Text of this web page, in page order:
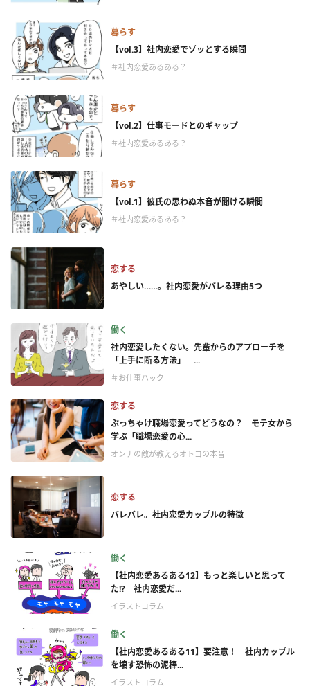
暮らす
【vol.3】社内恋愛でゾッとする瞬間
＃社内恋愛あるある？
暮らす
【vol.2】仕事モードとのギャップ
＃社内恋愛あるある？
暮らす
【vol.1】彼氏の思わぬ本音が聞ける瞬間
＃社内恋愛あるある？
恋する
あやしい……。社内恋愛がバレる理由5つ
働く
社内恋愛したくない。先輩からのアプローチを
「上手に断る方法」 ...
＃お仕事ハック
恋する
ぶっちゃけ職場恋愛ってどうなの？ モテ女から
学ぶ「職場恋愛の心...
オンナの敵が教えるオトコの本音
恋する
バレバレ。社内恋愛カップルの特徴
働く
【社内恋愛あるある12】もっと楽しいと思って
た!? 社内恋愛だ...
イラストコラム
働く
【社内恋愛あるある11】要注意！ 社内カップル
を壊す恐怖の泥棒...
イラストコラム